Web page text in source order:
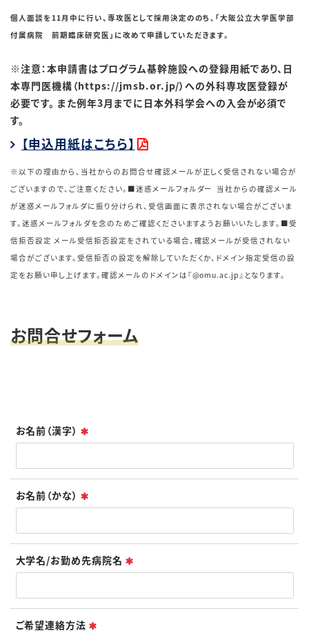
個人面談を11月中に行い、専攻医として採用決定ののち、「大阪公立大学医学部
付属病院 前期臨床研究医」に改めて申請していただきます。
※注意：本申請書はプログラム基幹施設への登録用紙であり、日
本専門医機構（https://jmsb.or.jp/）への外科専攻医登録が
必要です。 また例年3月までに日本外科学会への入会が必須で
す。
【申込用紙はこちら】
※以下の理由から、当社からのお問合せ確認メールが正しく受信されない場合が
ございますので、ご注意ください。 ■迷惑メールフォルダー 当社からの確認メール
が迷惑メールフォルダに振り分けられ、受信画面に表示されない場合がございま
す。迷惑メールフォルダを念のためご確認くださいますようお願いいたします。 ■受
信拒否設定 メール受信拒否設定をされている場合、確認メールが受信されない
場合がございます。受信拒否の設定を解除していただくか、ドメイン指定受信の設
定をお願い申し上げます。確認メールのドメインは『@omu.ac.jp』となります。
お問合せフォーム
お名前（漢字）
お名前（かな）
大学名/お勤め先病院名
ご希望連絡方法